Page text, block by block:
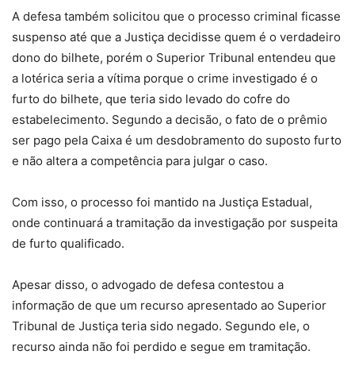
A defesa também solicitou que o processo criminal ficasse
suspenso até que a Justiça decidisse quem é o verdadeiro
dono do bilhete, porém o Superior Tribunal entendeu que
a lotérica seria a vítima porque o crime investigado é o
furto do bilhete, que teria sido levado do cofre do
estabelecimento. Segundo a decisão, o fato de o prêmio
ser pago pela Caixa é um desdobramento do suposto furto
e não altera a competência para julgar o caso.
Com isso, o processo foi mantido na Justiça Estadual,
onde continuará a tramitação da investigação por suspeita
de furto qualificado.
Apesar disso, o advogado de defesa contestou a
informação de que um recurso apresentado ao Superior
Tribunal de Justiça teria sido negado. Segundo ele, o
recurso ainda não foi perdido e segue em tramitação.